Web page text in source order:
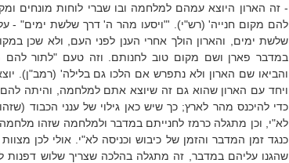
- זה הארון היוצא עמהם למלחמה ובו שברי לוחות מונחים
להם מקום חנייה' (רש"י). '"ויסעו מהר ה' דרך שלשת ימים" -
שלשת ימים, והארון הולך אחרי הענן לפני העם, ולא שכן
במדבר פארן ושם מקום טוב לחנותם. וזה טעם "לתור להם
והביאו שם הארון ולא נתפרש אם הלכו גם בלילה' (רמב"ן) .
ויחד עם הארון שהוא גם זה שיוצא אתם למלחמה, והיתה
כדי להיכנס מהר לארץ; כך שיש כאן גילוי של ענני הכבוד
לא"י, וכן מתגלה כרמז לחנייתם במדבר ולמלחמה שזהו מלחמה
כנגד זמן המדבר והזמן של כיבוש וכניסה לא"י. אולי לכן
שהגנו עליהם במדבר, זה מתגלה בהלכה שצריך שלוש דפנות